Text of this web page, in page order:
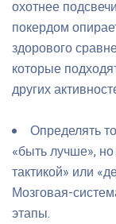
охотнее
покердом
здорового
которые
других
Определять
«быть лучше»,
тактикой» или
Мозговая-
этапы.